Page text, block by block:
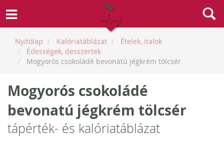
Nyitólap Kalóriatáblázat
Ételek, italok
Édességek, desszertek
Mogyorós csokoládé bevonatú jégkrém tölcsér
Mogyorós csokoládé
bevonatú jégkrém tölcsér
tápérték- és kalóriatáblázat